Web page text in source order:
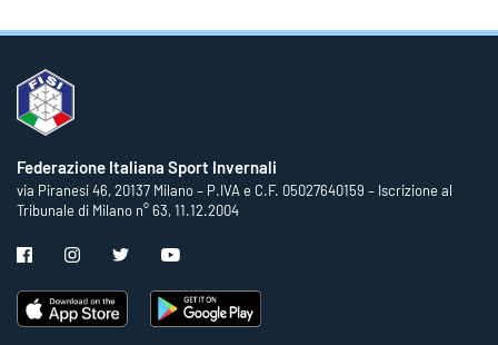
Federazione Italiana Sport Invernali
via Piranesi 46, 20137 Milano – P.IVA e C.F. 05027640159 – Iscrizione al
Tribunale di Milano n° 63, 11.12.2004